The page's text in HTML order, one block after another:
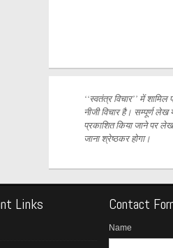
‘‘स्वतंत्र विचार’’ में
नीजी विचार है। सम्पूर्ण
प्रकाशितकिया जाने पर
जाना श्रेष्ठकर होगा।
Links Contact
Name